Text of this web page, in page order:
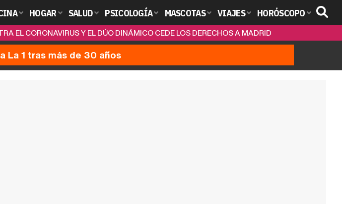
HOGAR SALUD PSICOLOGÍA MASCOTAS VIAJES HORÓSCOPO
EL CORONAVIRUS Y EL DÚO DINÁMICO CEDE LOS DERECHOS A MADRID
La 1 tras más de 30 años